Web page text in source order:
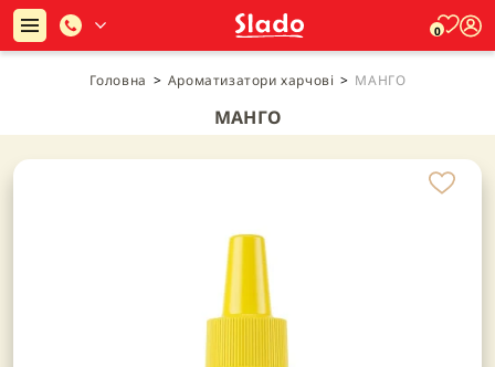
0
Головна > Ароматизатори харчові > МАНГО
МАНГО